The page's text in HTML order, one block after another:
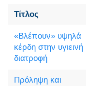
Τίτλος
«Βλέπουν» υψηλά
κέρδη στην υγιεινή
διατροφή
Πρόληψη και